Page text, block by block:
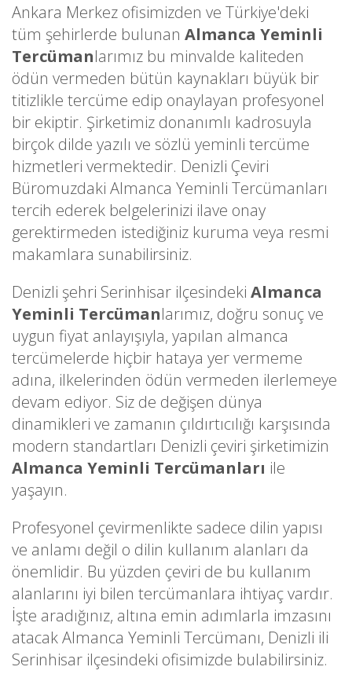
Ankara Merkez ofisimizden ve Türkiye'deki
tüm şehirlerde bulunan Almanca Yeminli
Tercümanlarımız bu minvalde kaliteden
ödün vermeden bütün kaynakları büyük bir
titizlikle tercüme edip onaylayan profesyonel
bir ekiptir. Şirketimiz donanımlı kadrosuyla
birçok dilde yazılı ve sözlü yeminli tercüme
hizmetleri vermektedir. Denizli Çeviri
Büromuzdaki Almanca Yeminli Tercümanları
tercih ederek belgelerinizi ilave onay
gerektirmeden istediğiniz kuruma veya resmi
makamlara sunabilirsiniz.
Denizli şehri Serinhisar ilçesindeki Almanca
Yeminli Tercümanlarımız, doğru sonuç ve
uygun fiyat anlayışıyla, yapılan almanca
tercümelerde hiçbir hataya yer vermeme
adına, ilkelerinden ödün vermeden ilerlemeye
devam ediyor. Siz de değişen dünya
dinamikleri ve zamanın çıldırtıcılığı karşısında
modern standartları Denizli çeviri şirketimizin
Almanca Yeminli Tercümanları ile
yaşayın.
Profesyonel çevirmenlikte sadece dilin yapısı
ve anlamı değil o dilin kullanım alanları da
önemlidir. Bu yüzden çeviri de bu kullanım
alanlarını iyi bilen tercümanlara ihtiyaç vardır.
İşte aradığınız, altına emin adımlarla imzasını
atacak Almanca Yeminli Tercümanı, Denizli ili
Serinhisar ilçesindeki ofisimizde bulabilirsiniz.